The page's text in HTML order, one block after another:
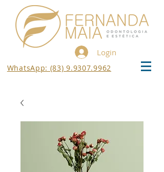
Login
WhatsApp: (83) 9.9307.9962